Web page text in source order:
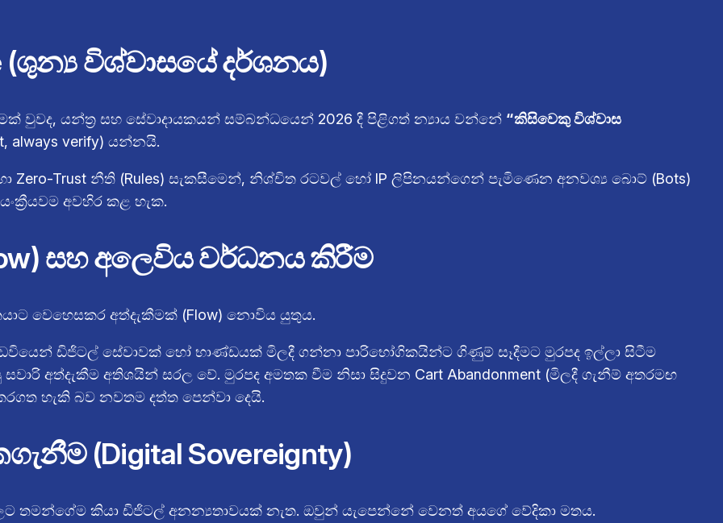
(ශුන්‍ය විශ්වාසයේ දර්ශනය)
වුවද, යන්ත්‍ර සහ සේවාදායකයන් සම්බන්ධයෙන් 2026 දී පිළිගත් න්‍යාය වන්නේ “කිසිවෙකු විශ්වාස
always verify) යන්නයි.
Zero-Trust නීති (Rules) සැකසීමෙන්, නිශ්චිත රටවල් හෝ IP ලිපිනයන්ගෙන් පැමිණෙන අනවශ්‍ය බොට් (Bots)
අවහිර කළ හැක.
සහ අලෙවිය වර්ධනය කිරීම
වෙහෙසකර අත්දැකීමක් (Flow) නොවිය යුතුය.
ඩිජිටල් සේවාවක් හෝ භාණ්ඩයක් මිලදී ගන්නා පාරිභෝගිකයින්ට ගිණුම් සෑදීමට මුරපද ඉල්ලා සිටීම
අත්දැකීම අතිශයින් සරල වේ. මුරපද අමතක වීම නිසා සිදුවන Cart Abandonment (මිලදී ගැනීම් අතරමඟ
හැකි බව නවතම දත්ත පෙන්වා දෙයි.
(Digital Sovereignty)
තමන්ගේම කියා ඩිජිටල් අනන්‍යතාවයක් නැත. ඔවුන් යැපෙන්නේ වෙනත් අයගේ වේදිකා මතය.